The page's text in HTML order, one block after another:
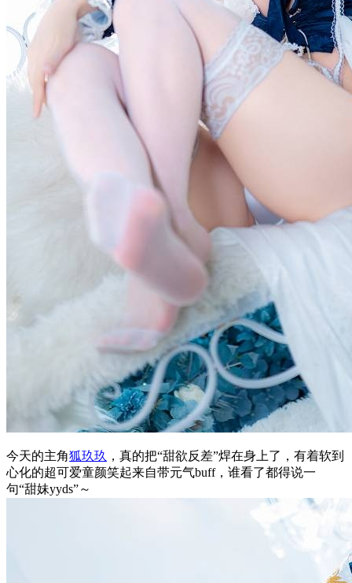
今天的主角狐玖玖 ，真的把“甜欲反差”焊在身上了，有着软到
心化的超可爱童颜笑起来自带元气buff，谁看了都得说一
句“甜妹yyds”～